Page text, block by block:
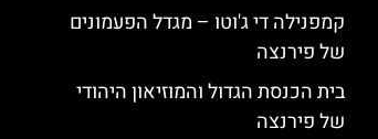
קמפנילה די ג'וטו – מגדל הפעמונים
של פירנצה
בית הכנסת הגדול והמוזיאון היהודי
של פירנצה